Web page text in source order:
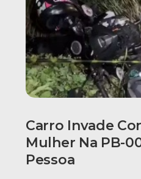
Carro Invade
Mulher Na PB-
Pessoa